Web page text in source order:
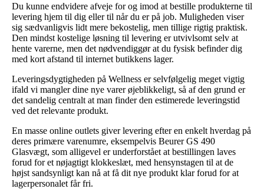
Du kunne endvidere afveje for og imod at bestille produkterne til
levering hjem til dig eller til når du er på job. Muligheden viser
sig sædvanligvis lidt mere bekostelig, men tillige rigtig praktisk.
Den mindst kostelige løsning til levering er utvivlsomt selv at
hente varerne, men det nødvendiggør at du fysisk befinder dig
med kort afstand til internet butikkens lager.
Leveringsdygtigheden på Wellness er selvfølgelig meget vigtig
ifald vi mangler dine nye varer øjeblikkeligt, så af den grund er
det sandelig centralt at man finder den estimerede leveringstid
ved det relevante produkt.
En masse online outlets giver levering efter en enkelt hverdag på
deres primære varenumre, eksempelvis Beurer GS 490
Glasvægt, som alligevel er underforstået at bestillingen laves
forud for et nøjagtigt klokkeslæt, med hensynstagen til at de
højst sandsynligt kan nå at få dit nye produkt klar forud for at
lagerpersonalet får fri.